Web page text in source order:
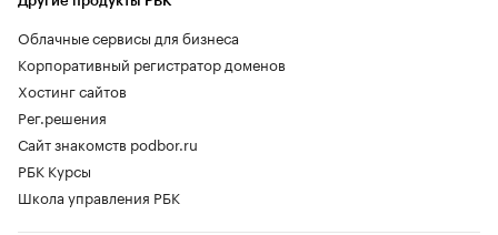
Облачные сервисы для бизнеса
Корпоративный регистратор доменов
Хостинг сайтов
Рег.решения
Сайт знакомств podbor.ru
РБК Курсы
Школа управления РБК